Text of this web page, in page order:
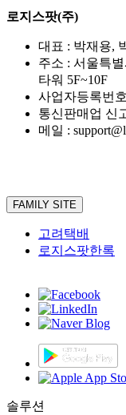
로지스팟(주)
대표 : 박재용,
주소 : 서울특
타워 5F~10F
사업자등록번
통신판매업 신
메일 :
FAMILY SITE
고려택배
로지스팟한록
솔루션